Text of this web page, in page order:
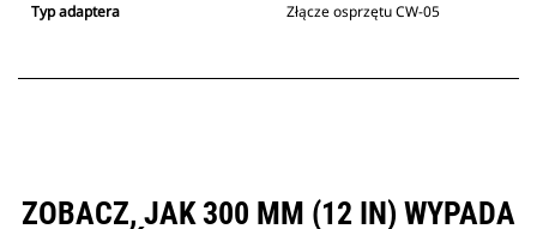
Typ adaptera Złącze osprzętu CW-05
ZOBACZ, JAK 300 MM (12 IN) WYPADA